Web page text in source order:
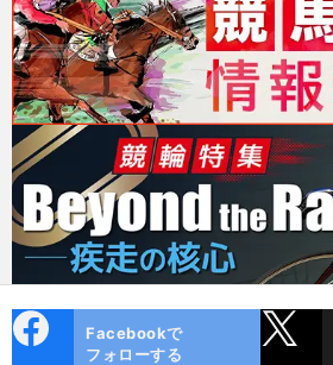
ok
Facebookで
フォローする